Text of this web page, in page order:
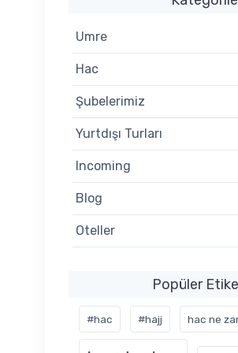
Umre
Hac
Şubelerimiz
Yurtdışı Turları
Incoming
Blog
Oteller
Popüler
#hac #hajj hac ne